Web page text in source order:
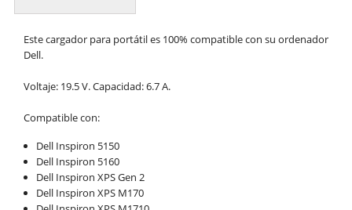
Este cargador para portátil es 100% compatible con su ordenador
Dell.
Voltaje: 19.5 V. Capacidad: 6.7 A.
Compatible con:
Dell Inspiron 5150
Dell Inspiron 5160
Dell Inspiron XPS Gen 2
Dell Inspiron XPS M170